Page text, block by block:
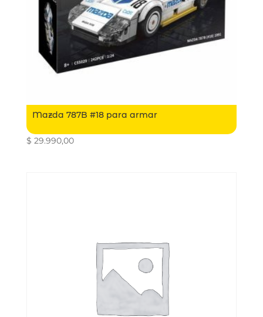
Mazda 787B #18 para armar
$ 29.990,00